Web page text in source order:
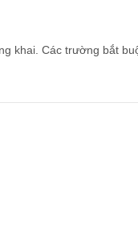
khai. Các trường bắt